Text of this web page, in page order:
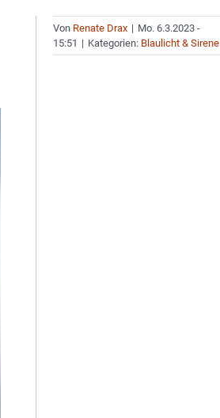
Von Renate Drax | Mo. 6.3.2023 -
15:51 | Kategorien: Blaulicht & Sirene